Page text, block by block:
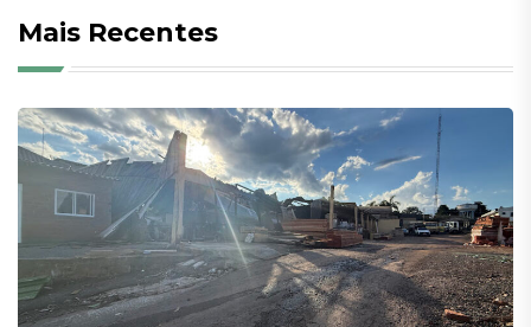
Mais Recentes